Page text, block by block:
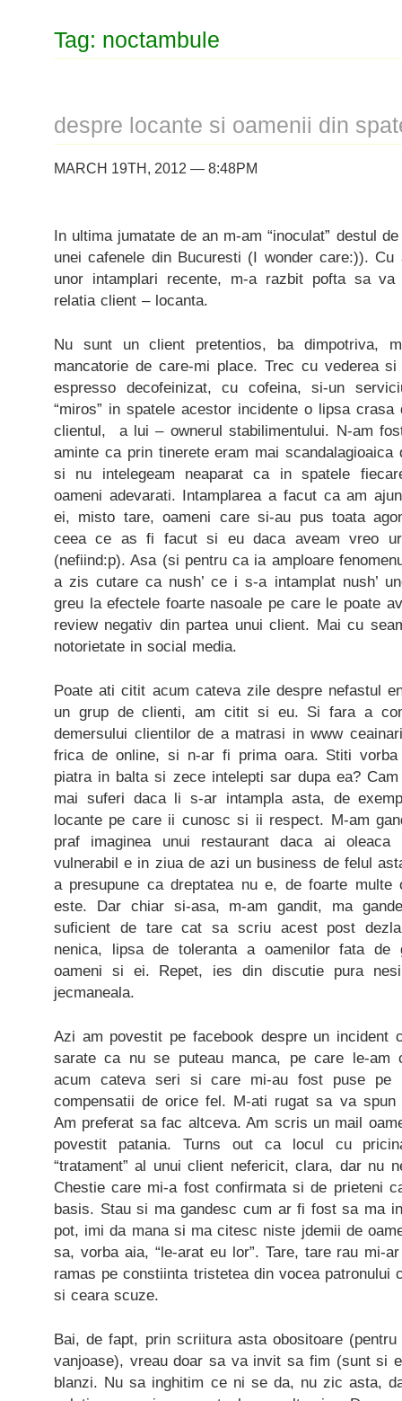
Tag: noctambule
despre locante si oamenii din
MARCH 19TH, 2012 — 8:48PM
In ultima jumatate de an m-am “inoculat” destul
unei cafenele din Bucuresti (I wonder care:)).
unor intamplari recente, m-a razbit pofta sa
relatia client – locanta.
Nu sunt un client pretentios, ba dimpotriva,
mancatorie de care-mi place. Trec cu vederea
espresso decofeinizat, cu cofeina, si-un
“miros” in spatele acestor incidente o lipsa
clientul, a lui – ownerul stabilimentului. N-am
aminte ca prin tinerete eram mai
si nu intelegeam neaparat ca in spatele
oameni adevarati. Intamplarea a facut ca am
ei, misto tare, oameni care si-au pus toata
ceea ce as fi facut si eu daca aveam vreo
(nefiind:p). Asa (si pentru ca ia amploare
a zis cutare ca nush’ ce i s-a intamplat nush’
greu la efectele foarte nasoale pe care le poate
review negativ din partea unui client. Mai cu
notorietate in social media.
Poate ati citit acum cateva zile despre nefastul
un grup de clienti, am citit si eu. Si fara a
demersului clientilor de a matrasi in www
frica de online, si n-ar fi prima oara. Stiti
piatra in balta si zece intelepti sar dupa ea?
mai suferi daca li s-ar intampla asta, de
locante pe care ii cunosc si ii respect. M-am
praf imaginea unui restaurant daca ai
vulnerabil e in ziua de azi un business de felul
a presupune ca dreptatea nu e, de foarte multe
este. Dar chiar si-asa, m-am gandit, ma
suficient de tare cat sa scriu acest post
nenica, lipsa de toleranta a oamenilor fata de
oameni si ei. Repet, ies din discutie pura
jecmaneala.
Azi am povestit pe facebook despre un incident
sarate ca nu se puteau manca, pe care le-am
acum cateva seri si care mi-au fost puse pe
compensatii de orice fel. M-ati rugat sa va
Am preferat sa fac altceva. Am scris un mail
povestit patania. Turns out ca locul cu
“tratament” al unui client nefericit, clara, dar nu
Chestie care mi-a fost confirmata si de prieteni
basis. Stau si ma gandesc cum ar fi fost sa ma
pot, imi da mana si ma citesc niste jdemii de
sa, vorba aia, “le-arat eu lor”. Tare, tare rau mi-
ramas pe constiinta tristetea din vocea patronului
si ceara scuze.
Bai, de fapt, prin scriitura asta obositoare
vanjoase), vreau doar sa va invit sa fim (sunt si
blanzi. Nu sa inghitim ce ni se da, nu zic asta,